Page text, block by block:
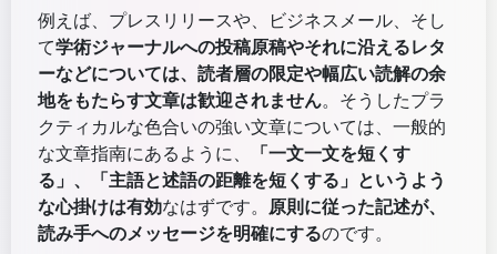
例えば、プレスリリースや、ビジネスメール、そし
て学術ジャーナルへの投稿原稿やそれに沿えるレタ
ーなどについては、読者層の限定や幅広い読解の余
地をもたらす文章は歓迎されません。そうしたプラ
クティカルな色合いの強い文章については、一般的
な文章指南にあるように、
「一文一文を短くす
る」、「主語と述語の距離を短くする」というよう
な心掛けは有効なはずです。 原則に従った記述が、
読み手へのメッセージを明確にするのです。